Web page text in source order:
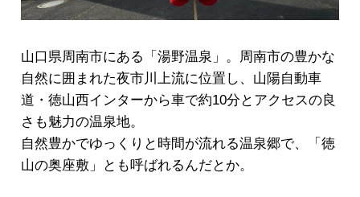
山口県周南市にある「湯野温泉」。周南市の豊かな
自然に囲まれた夜市川上流に位置し、山陽自動車
道・徳山西インターから車で約10分とアクセスの良
さも魅力の温泉地。
自然豊かでゆっくりと時間が流れる温泉郷で、「徳
山の奥座敷」とも呼ばれるんだとか。